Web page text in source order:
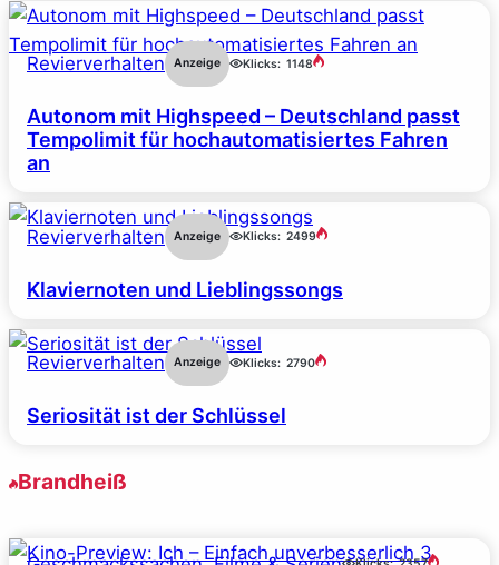
Revierverhalten Anzeige Klicks: 1148
Autonom mit Highspeed – Deutschland passt
Tempolimit für hochautomatisiertes Fahren
an
Revierverhalten Anzeige Klicks: 2499
Klaviernoten und Lieblingssongs
Revierverhalten Anzeige Klicks: 2790
Seriosität ist der Schlüssel
Brandheiß